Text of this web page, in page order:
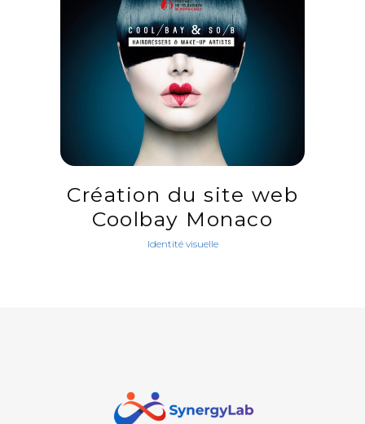
Création du site web
Coolbay Monaco
Identité visuelle